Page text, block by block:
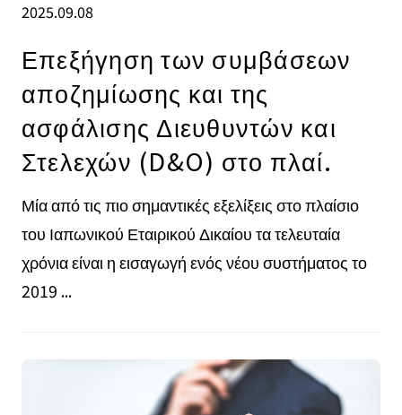
2025.09.08
Επεξήγηση των συμβάσεων
αποζημίωσης και της
ασφάλισης Διευθυντών και
Στελεχών (D&O) στο πλαί.
Μία από τις πιο σημαντικές εξελίξεις στο πλαίσιο
του Ιαπωνικού Εταιρικού Δικαίου τα τελευταία
χρόνια είναι η εισαγωγή ενός νέου συστήματος το
2019 ...